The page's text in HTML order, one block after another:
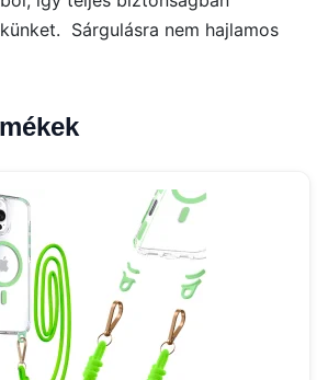
Sárgulásra nem hajlamos